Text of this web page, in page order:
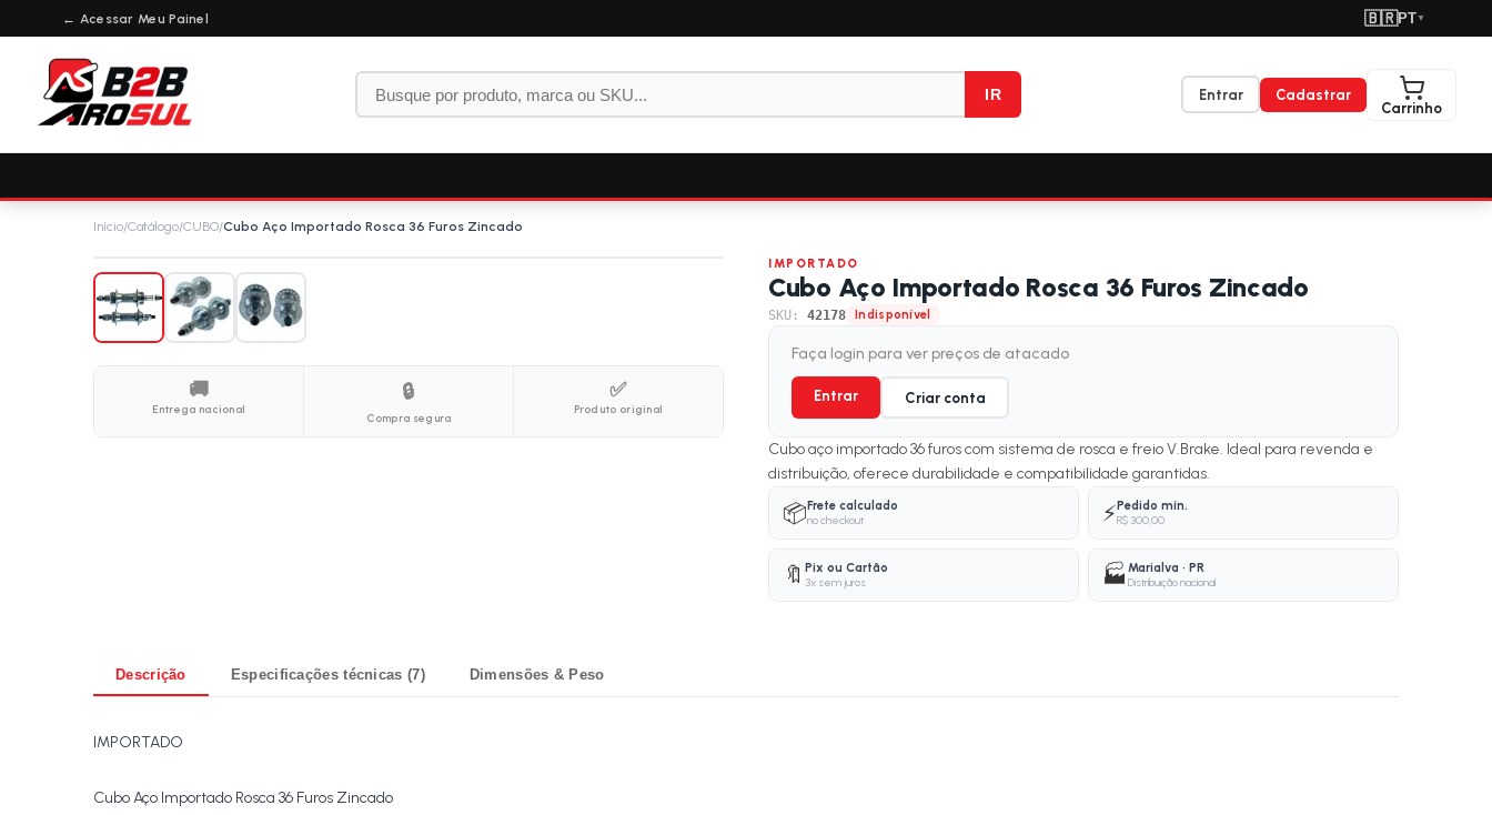
← Acessar Meu Painel 🇧🇷PT ▼
IR Entrar
Cadastrar
Carrinho
Início/Catálogo/CUBO/Cubo Aço Importado Rosca 36 Furos Zincado
🚚
Entrega nacional
🔒
Compra segura
✅
Produto original
IMPORTADO
Cubo Aço Importado Rosca 36 Furos Zincado
SKU: 42178 Indisponível
Faça login para ver preços de atacado
Entrar Criar conta
Cubo aço importado 36 furos com sistema de rosca e freio V.Brake. Ideal para revenda e
distribuição, oferece durabilidade e compatibilidade garantidas.
📦Frete calculado
no checkout
⚡Pedido mín.
R$ 300,00
🔖 Pix ou Cartão
3x sem juros
🏭 Marialva · PR
Distribuição nacional
Descrição Especificações técnicas (7) Dimensões & Peso
IMPORTADO
Cubo Aço Importado Rosca 36 Furos Zincado